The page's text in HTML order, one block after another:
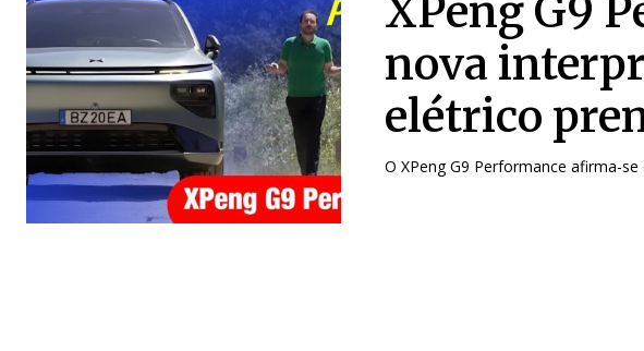
XPeng G9
nova
elétrico
O XPeng G9 Performance afirma-